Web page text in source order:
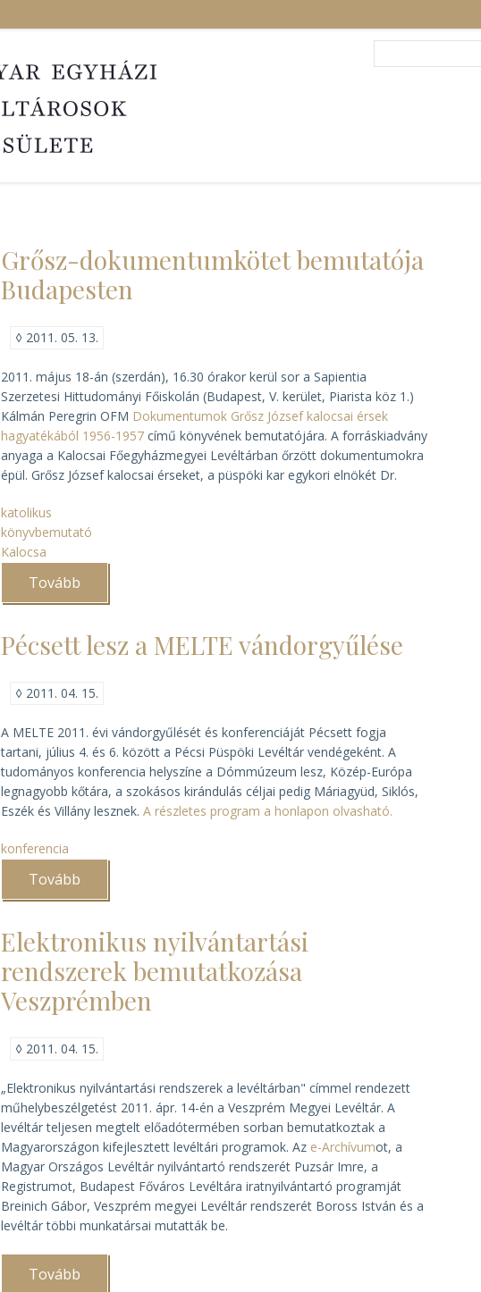
Search
Grősz-dokumentumkötet bemutatója
Budapesten
◊ 2011. 05. 13.
2011. május 18-án (szerdán), 16.30 órakor kerül sor a Sapientia
Szerzetesi Hittudományi Főiskolán (Budapest, V. kerület, Piarista köz 1.)
Kálmán Peregrin OFM Dokumentumok Grősz József kalocsai érsek
hagyatékából 1956-1957 című könyvének bemutatójára. A forráskiadvány
anyaga a Kalocsai Főegyházmegyei Levéltárban őrzött dokumentumokra
épül. Grősz József kalocsai érseket, a püspöki kar egykori elnökét Dr.
katolikus
könyvbemutató
Kalocsa
Tovább
bemutatója
Pécsett lesz a MELTE vándorgyűlése
◊ 2011. 04. 15.
A MELTE 2011. évi vándorgyűlését és konferenciáját Pécsett fogja
tartani, július 4. és 6. között a Pécsi Püspöki Levéltár vendégeként. A
tudományos konferencia helyszíne a Dómmúzeum lesz, Közép-Európa
legnagyobb kőtára, a szokásos kirándulás céljai pedig Máriagyüd, Siklós,
Eszék és Villány lesznek.A részletes program a honlapon olvasható.
konferencia
Tovább
a
vándorgyűlése)
Elektronikus nyilvántartási
rendszerek bemutatkozása
Veszprémben
◊ 2011. 04. 15.
„Elektronikus nyilvántartási rendszerek a levéltárban" címmel rendezett
műhelybeszélgetést 2011. ápr. 14-én a Veszprém Megyei Levéltár. A
levéltár teljesen megtelt előadótermében sorban bemutatkoztak a
Magyarországon kifejlesztett levéltári programok. Az e-Archívumot, a
Magyar Országos Levéltár nyilvántartó rendszerét Puzsár Imre, a
Registrumot, Budapest Főváros Levéltára iratnyilvántartó programját
Breinich Gábor, Veszprém megyei Levéltár rendszerét Boross István és a
levéltár többi munkatársai mutatták be.
Tovább